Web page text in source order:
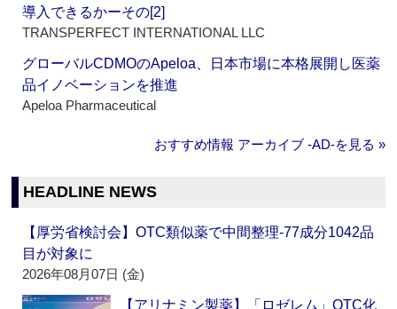
導入できるかーその[2]
TRANSPERFECT INTERNATIONAL LLC
グローバルCDMOのApeloa、日本市場に本格展開し医薬
品イノベーションを推進
Apeloa Pharmaceutical
おすすめ情報 アーカイブ ‐AD‐を見る »
HEADLINE NEWS
【厚労省検討会】OTC類似薬で中間整理‐77成分1042品
目が対象に
2026年08月07日 (金)
【アリナミン製薬】「ロゼレム」OTC化